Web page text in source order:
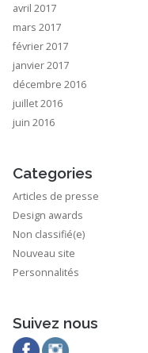
avril 2017
mars 2017
février 2017
janvier 2017
décembre 2016
juillet 2016
juin 2016
Categories
Articles de presse
Design awards
Non classifié(e)
Nouveau site
Personnalités
Suivez nous